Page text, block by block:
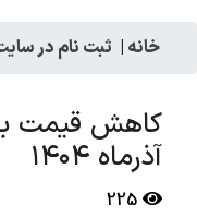
خانه | ثبت نام در
آذرماه ۱۴۰۴
225